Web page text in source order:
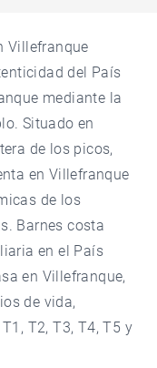
Villefranque
del País
mediante la
Situado en
de los picos,
en Villefranque
de los
Barnes costa
en el País
en Villefranque,
de vida,
T2, T3, T4, T5 y